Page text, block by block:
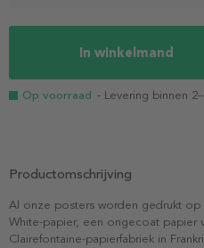
In winkelmand
Op voorraad - Levering binnen
Productomschrijving
Al onze posters worden gedrukt op
White-papier, een ongecoat papier
Clairefontaine-papierfabriek in